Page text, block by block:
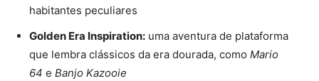
habitantes peculiares
Golden Era Inspiration: uma aventura de plataforma
que lembra clássicos da era dourada, como Mario
64 e Banjo Kazooie